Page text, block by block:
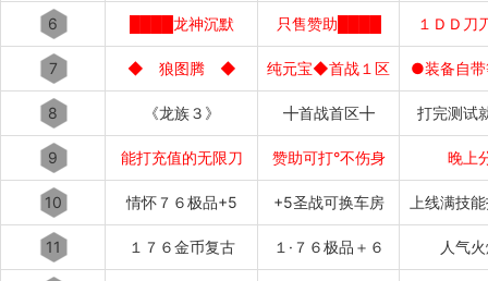
6 ████龙神沉默 只售赞助████ １ＤＤ刀
7 ◆ 狼图腾 ◆ 纯元宝◆首战１区 ●装备自
8 《龙族３》 ╋首战首区╋ 打完测试
9 能打充值的无限刀 赞助可打°不伤身 晚上
10 情怀７６极品+5 +5圣战可换车房 上线满技
11 １７６金币复古 １·７６极品＋６ 人气